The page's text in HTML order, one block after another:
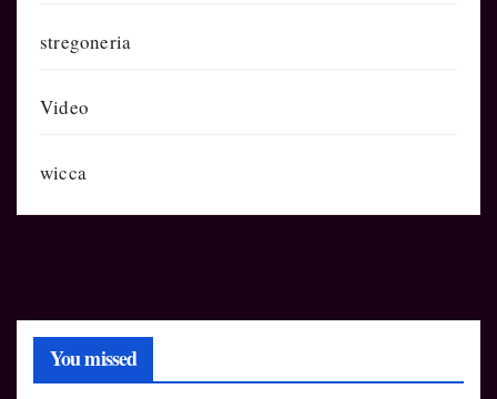
stregoneria
Video
wicca
You missed